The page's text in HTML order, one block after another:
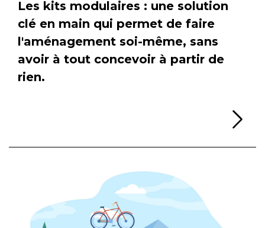
Les kits modulaires : une solution
clé en main qui permet de faire
l'aménagement soi-même, sans
avoir à tout concevoir à partir de
rien.